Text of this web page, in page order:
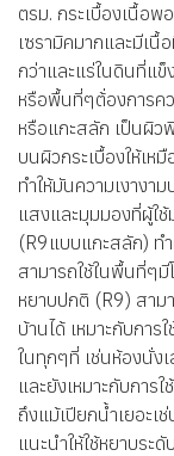
ตรม. กระเบื้องเนื้อพ
เซรามิคมากและมีเ
กว่าและแร่ในดินที่แข็
หรือพื้นที่ๆต้่องการค
หรือแกะสลัก เป็นผิว
บนผิวกระเบื้องให้เห
ทำให้มันความเงางา
แสงและมุมมองที่ผู้ใ
(R9แบบแกะสลัก) ท
สามารถใช้ในพื้นที่ๆ
หยาบปกติ (R9) สาม
บ้านได้ เหมาะกับกา
ในทุกๆที่ เช่นห้องนั่ง
และยังเหมาะกับกา
ถึงแม้เปียกน้ำเยอะเ
แนะนำให้ใช้หยาบระ